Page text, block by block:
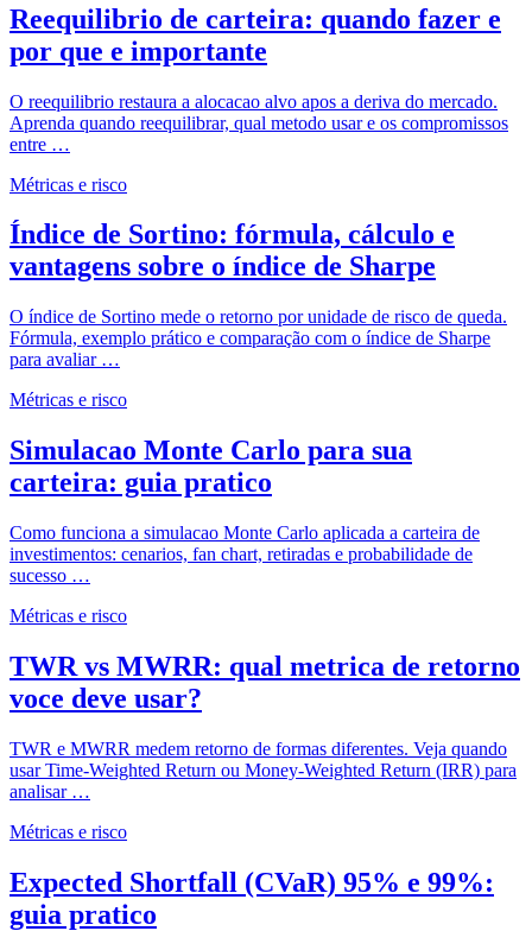
Reequilibrio de carteira: quando fazer e
por que e importante
O reequilibrio restaura a alocacao alvo apos a deriva do mercado.
Aprenda quando reequilibrar, qual metodo usar e os compromissos
entre …
Métricas e risco
Índice de Sortino: fórmula, cálculo e
vantagens sobre o índice de Sharpe
O índice de Sortino mede o retorno por unidade de risco de queda.
Fórmula, exemplo prático e comparação com o índice de Sharpe
para avaliar …
Métricas e risco
Simulacao Monte Carlo para sua
carteira: guia pratico
Como funciona a simulacao Monte Carlo aplicada a carteira de
investimentos: cenarios, fan chart, retiradas e probabilidade de
sucesso …
Métricas e risco
TWR vs MWRR: qual metrica de retorno
voce deve usar?
TWR e MWRR medem retorno de formas diferentes. Veja quando
usar Time-Weighted Return ou Money-Weighted Return (IRR) para
analisar …
Métricas e risco
Expected Shortfall (CVaR) 95% e 99%:
guia pratico